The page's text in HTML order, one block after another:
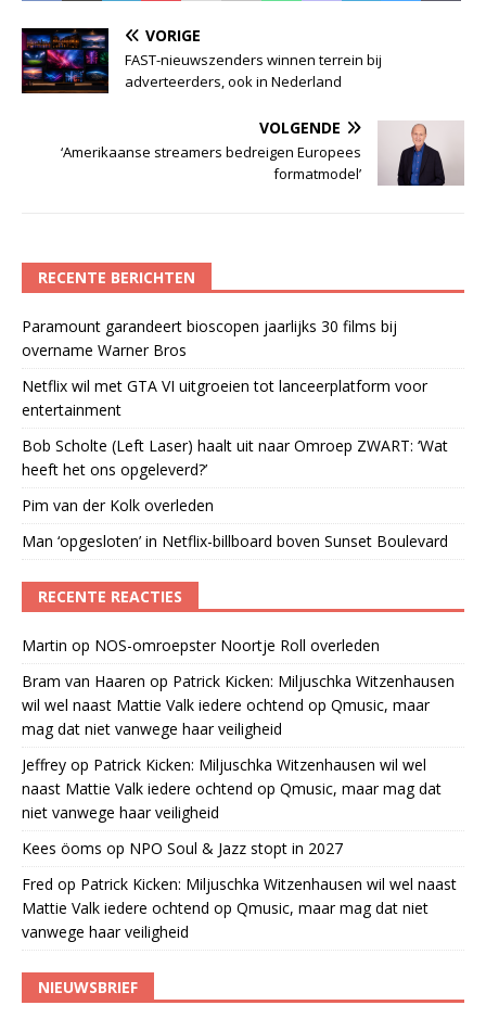
VORIGE
FAST-nieuwszenders winnen terrein bij
adverteerders, ook in Nederland
VOLGENDE
‘Amerikaanse streamers bedreigen Europees
formatmodel’
RECENTE BERICHTEN
Paramount garandeert bioscopen jaarlijks 30 films bij
overname Warner Bros
Netflix wil met GTA VI uitgroeien tot lanceerplatform voor
entertainment
Bob Scholte (Left Laser) haalt uit naar Omroep ZWART: ‘Wat
heeft het ons opgeleverd?’
Pim van der Kolk overleden
Man ‘opgesloten’ in Netflix-billboard boven Sunset Boulevard
RECENTE REACTIES
Martin op NOS-omroepster Noortje Roll overleden
Bram van Haaren op Patrick Kicken: Miljuschka Witzenhausen
wil wel naast Mattie Valk iedere ochtend op Qmusic, maar
mag dat niet vanwege haar veiligheid
Jeffrey op Patrick Kicken: Miljuschka Witzenhausen wil wel
naast Mattie Valk iedere ochtend op Qmusic, maar mag dat
niet vanwege haar veiligheid
Kees öoms op NPO Soul & Jazz stopt in 2027
Fred op Patrick Kicken: Miljuschka Witzenhausen wil wel naast
Mattie Valk iedere ochtend op Qmusic, maar mag dat niet
vanwege haar veiligheid
NIEUWSBRIEF